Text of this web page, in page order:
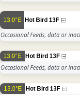
13.0°E Hot Bird 13F
Occasional Feeds, data or
13.0°E Hot Bird 13F
Occasional Feeds, data or
13.0°E Hot Bird 13F